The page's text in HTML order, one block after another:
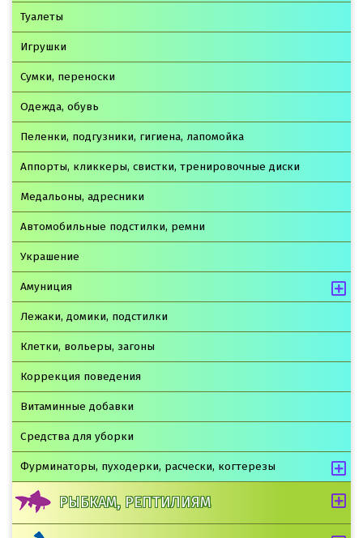
Туалеты
Игрушки
Сумки, переноски
Одежда, обувь
Пеленки, подгузники, гигиена, лапомойка
Аппорты, кликкеры, свистки, тренировочные диски
Медальоны, адресники
Автомобильные подстилки, ремни
Украшение
Амуниция
Лежаки, домики, подстилки
Клетки, вольеры, загоны
Коррекция поведения
Витаминные добавки
Средства для уборки
Фурминаторы, пуходерки, расчески, когтерезы
РЫБКАМ, РЕПТИЛИЯМ